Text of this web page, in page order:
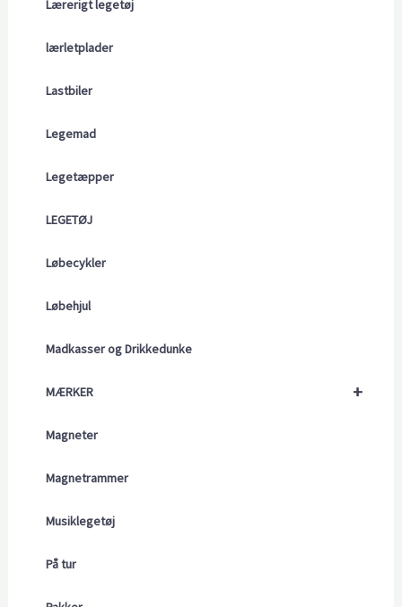
Lærerigt legetøj
lærletplader
Lastbiler
Legemad
Legetæpper
LEGETØJ
Løbecykler
Løbehjul
Madkasser og Drikkedunke
+
MÆRKER
Magneter
Magnetrammer
Musiklegetøj
På tur